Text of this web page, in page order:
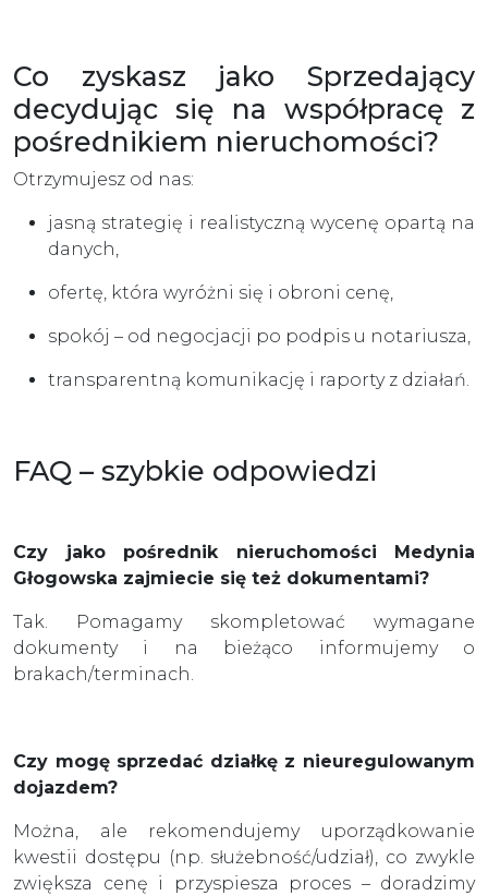
Co zyskasz jako Sprzedający
decydując się na współpracę z
pośrednikiem nieruchomości?
Otrzymujesz od nas:
jasną strategię i realistyczną wycenę opartą na
danych,
ofertę, która wyróżni się i obroni cenę,
spokój – od negocjacji po podpis u notariusza,
transparentną komunikację i raporty z działań.
FAQ – szybkie odpowiedzi
Czy jako pośrednik nieruchomości Medynia
Głogowska zajmiecie się też dokumentami?
Tak. Pomagamy skompletować wymagane
dokumenty i na bieżąco informujemy o
brakach/terminach.
Czy mogę sprzedać działkę z nieuregulowanym
dojazdem?
Można, ale rekomendujemy uporządkowanie
kwestii dostępu (np. służebność/udział), co zwykle
zwiększa cenę i przyspiesza proces – doradzimy